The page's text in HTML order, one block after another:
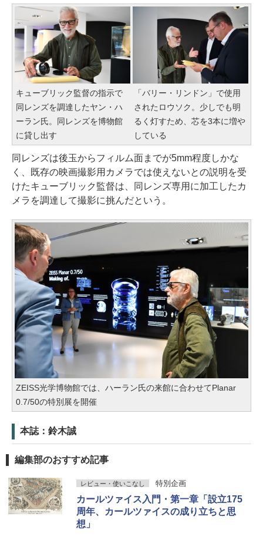
キューブリック監督の指示で
同レンズを調達したヤン・ハ
ーラン氏。同レンズを博物館
に貸し出す
「バリー・リンドン」で使用
されたロウソク。少しでも明
るく灯すため、芯を3本に増や
している
同レンズは後玉からフィルム面までが5mm程度しかな
く、既存の映画撮影用カメラでは使えないとの説明を受
けたキューブリック監督は、同レンズ専用に加工したカ
メラを調達して撮影に挑んだという。
ZEISS光学博物館では、ハーラン氏の来館に合わせてPlanar
0.7/50の特別展を開催
本誌：鈴木誠
編集部のおすすめ記事
レビュー・使いこなし 特別企画
カールツァイス入門・第一章「設立175
周年、カールツァイスの成り立ちと思
想」